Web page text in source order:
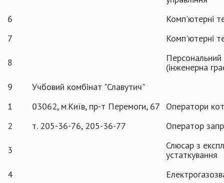
6
Комп'ютерні
7
Комп'ютерні
8
(інженерна
9
Учбовий комбінат "Славутич"
1
03062, м.Київ, пр-т Перемоги, 67
Оператори
2
т. 205-36-76, 205-36-77 Оператор
3
Слюсар з
устаткування
4